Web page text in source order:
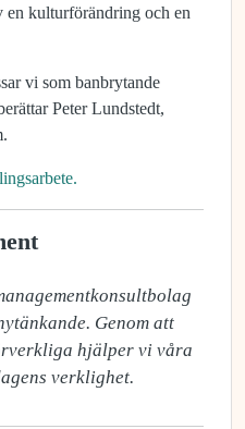
en kulturförändring och en
vi som banbrytande
Peter Lundstedt,
Genom att
hjälper vi våra
verklighet.